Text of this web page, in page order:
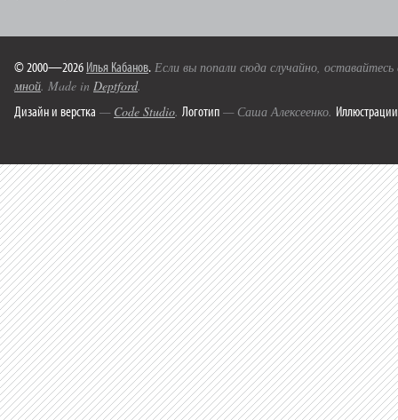
© 2000—2026 Илья Кабанов. Если вы попали сюда случайно,
мной. Made in Deptford.
Дизайн и верстка — Code Studio. Логотип — Саша Алексеенко. Иллюстрации